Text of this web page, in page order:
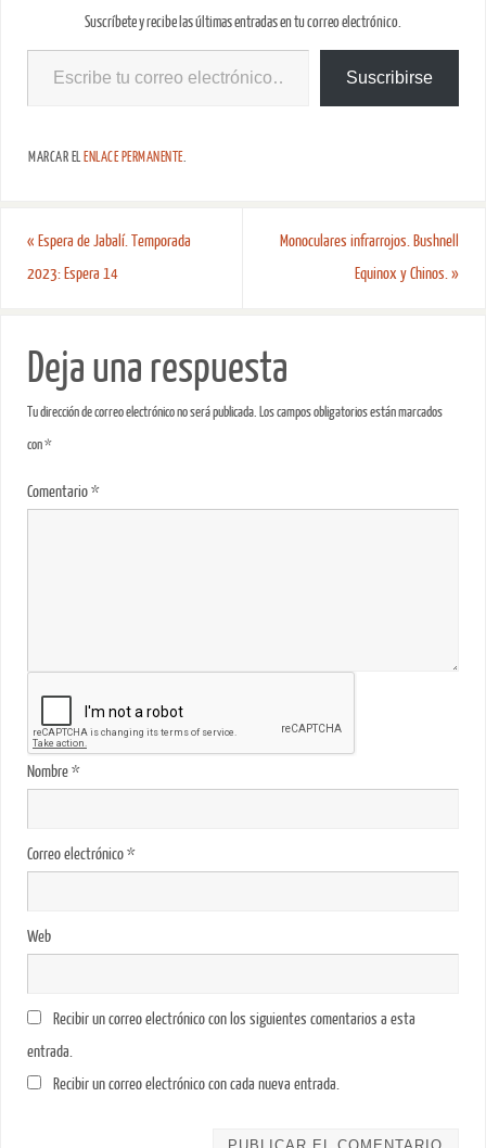
Suscríbete y recibe las últimas entradas en tu correo electrónico.
Suscribirse
MARCAR EL ENLACE PERMANENTE.
« Espera de Jabalí. Temporada
2023: Espera 14
Monoculares infrarrojos. Bushnell
Equinox y Chinos.»
Deja una respuesta
Tu dirección de correo electrónico no será publicada. Los campos obligatorios están marcados
con*
Comentario*
Nombre*
Correo electrónico*
Web
Recibir un correo electrónico con los siguientes comentarios a esta
entrada.
Recibir un correo electrónico con cada nueva entrada.